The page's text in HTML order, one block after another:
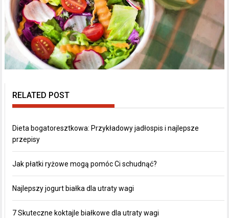
RELATED POST
Dieta bogatoresztkowa: Przykładowy jadłospis i najlepsze
przepisy
Jak płatki ryżowe mogą pomóc Ci schudnąć?
Najlepszy jogurt białka dla utraty wagi
7 Skuteczne koktajle białkowe dla utraty wagi